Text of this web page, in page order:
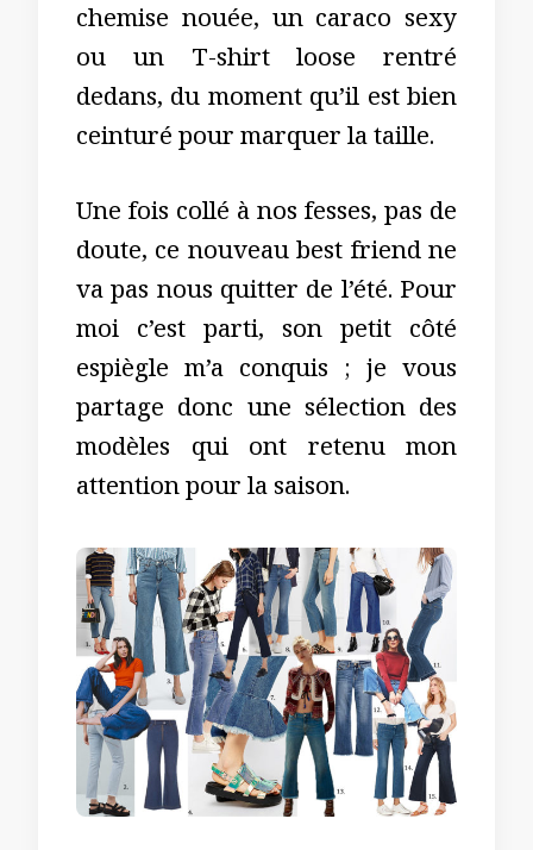
chemise nouée, un caraco sexy
ou un T-shirt loose rentré
dedans, du moment qu’il est bien
ceinturé pour marquer la taille.
Une fois collé à nos fesses, pas de
doute, ce nouveau best friend ne
va pas nous quitter de l’été. Pour
moi c’est parti, son petit côté
espiègle m’a conquis ; je vous
partage donc une sélection des
modèles qui ont retenu mon
attention pour la saison.